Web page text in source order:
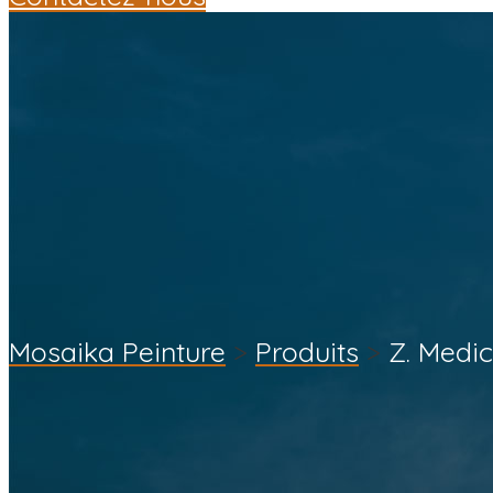
Mosaika Peinture > Produits > Z.